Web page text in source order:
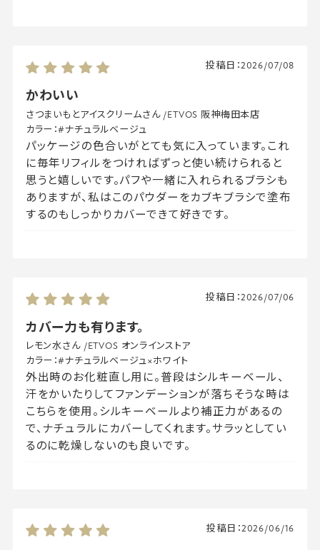
かわいい
投稿日：2026/07/08
さつまいもとアイスクリームさん /ETVOS 阪神梅田本店
カラー：#ナチュラルベージュ
パッケージの色合いがとても気に入っています。これ
に毎年リフィルをつければずっと使い続けられると
思うと嬉しいです。パフや一緒に入れられるブラシも
ありますが、私はこのパウダーをカブキブラシで塗布
するのもしっかりカバーできて好きです。
カバー力も有ります。
投稿日：2026/07/06
レモン水さん /ETVOS オンラインストア
カラー：#ナチュラルベージュ×ホワイト
外出時のお化粧直し用に。普段はシルキーベール、
汗をかいたりしてファンデーションが落ちそうな時は
こちらを使用。シルキーベールより補正力があるの
で、ナチュラルにカバーしてくれます。サラッとしてい
るのに乾燥しないのも良いです。
投稿日：2026/06/16